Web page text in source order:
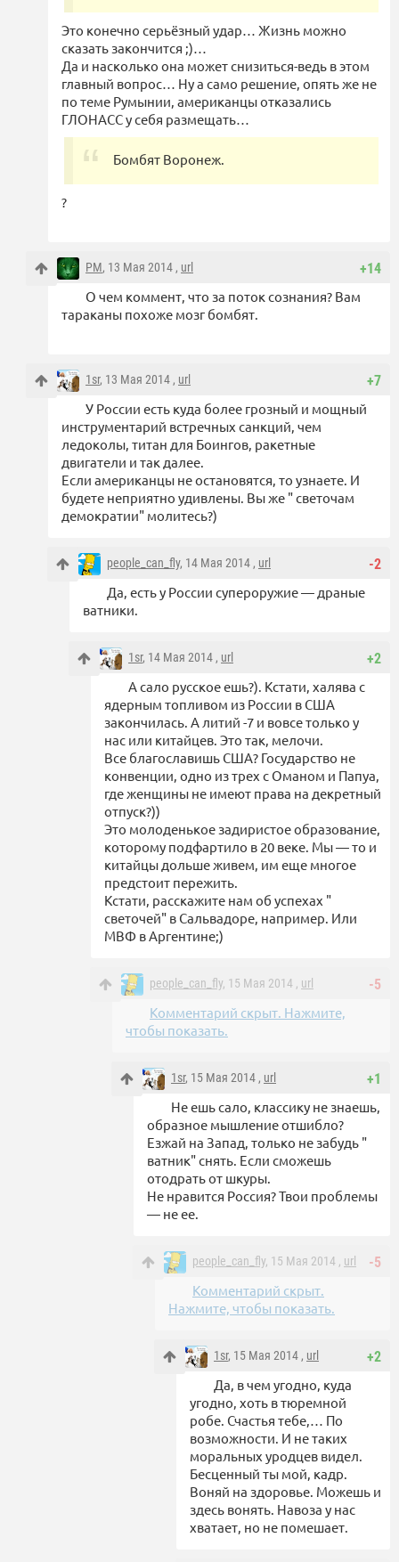
Это конечно серьёзный удар… Жизнь можно
сказать закончится ;)…
Да и насколько она может снизиться-ведь в этом
главный вопрос… Ну а само решение, опять же не
по теме Румынии, американцы отказались
ГЛОНАСС у себя размещать…
Бомбят Воронеж.
?
+14
PM, 13 Мая 2014 , url
О чем коммент, что за поток сознания? Вам
тараканы похоже мозг бомбят.
+7
1sr, 13 Мая 2014 , url
У России есть куда более грозный и мощный
инструментарий встречных санкций, чем
ледоколы, титан для Боингов, ракетные
двигатели и так далее.
Если американцы не остановятся, то узнаете. И
будете неприятно удивлены. Вы же " светочам
демократии" молитесь?)
-2
people_can_fly, 14 Мая 2014 , url
Да, есть у России супероружие — драные
ватники.
+2
1sr, 14 Мая 2014 , url
А сало русское ешь?). Кстати, халява с
ядерным топливом из России в США
закончилась. А литий -7 и вовсе только у
нас или китайцев. Это так, мелочи.
Все благославишь США? Государство не
конвенции, одно из трех с Оманом и Папуа,
где женщины не имеют права на декретный
отпуск?))
Это молоденькое задиристое образование,
которому подфартило в 20 веке. Мы — то и
китайцы дольше живем, им еще многое
предстоит пережить.
Кстати, расскажите нам об успехах "
светочей" в Сальвадоре, например. Или
МВФ в Аргентине;)
-5
people_can_fly, 15 Мая 2014 , url
Комментарий скрыт. Нажмите,
чтобы показать.
+1
1sr, 15 Мая 2014 , url
Не ешь сало, классику не знаешь,
образное мышление отшибло?
Езжай на Запад, только не забудь "
ватник" снять. Если сможешь
отодрать от шкуры.
Не нравится Россия? Твои проблемы
— не ее.
-5
people_can_fly, 15 Мая 2014 , url
Комментарий скрыт.
Нажмите, чтобы показать.
+2
1sr, 15 Мая 2014 , url
Да, в чем угодно, куда
угодно, хоть в тюремной
робе. Счастья тебе,… По
возможности. И не таких
моральных уродцев видел.
Бесценный ты мой, кадр.
Воняй на здоровье. Можешь и
здесь вонять. Навоза у нас
хватает, но не помешает.